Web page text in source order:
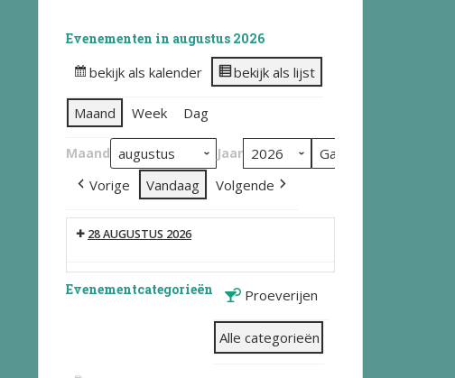
Evenementen in augustus 2026
bekijk als kalender bekijk als lijst
Maand Week Dag
Maand Jaar
Vorige Vandaag Volgende
28 AUGUSTUS 2026
Evenementcategorieën Proeverijen
Alle categorieën